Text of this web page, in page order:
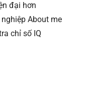
đại hơn
About me
chỉ số IQ